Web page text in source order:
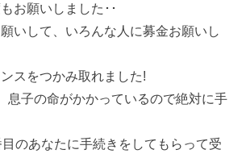
お願いしました･･
いして、いろんな人に募金お願いし
スをつかみ取れました!
息子の命がかかっているので絶対に手
のあなたに手続きをしてもらって受